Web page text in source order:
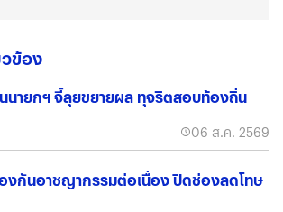
วข้อง
ายกฯ จี้ลุยขยายผล ทุจริตสอบท้องถิ่น
06 ส.ค. 2569
งกันอาชญากรรมต่อเนื่อง ปิดช่องลดโทษ